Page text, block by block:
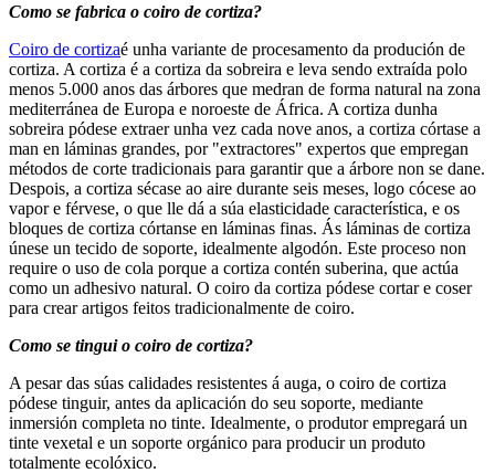
Como se fabrica o coiro de cortiza?
Coiro de cortizaé unha variante de procesamento da produción de
cortiza. A cortiza é a cortiza da sobreira e leva sendo extraída polo
menos 5.000 anos das árbores que medran de forma natural na zona
mediterránea de Europa e noroeste de África. A cortiza dunha
sobreira pódese extraer unha vez cada nove anos, a cortiza córtase a
man en láminas grandes, por "extractores" expertos que empregan
métodos de corte tradicionais para garantir que a árbore non se dane.
Despois, a cortiza sécase ao aire durante seis meses, logo cócese ao
vapor e férvese, o que lle dá a súa elasticidade característica, e os
bloques de cortiza córtanse en láminas finas. Ás láminas de cortiza
únese un tecido de soporte, idealmente algodón. Este proceso non
require o uso de cola porque a cortiza contén suberina, que actúa
como un adhesivo natural. O coiro da cortiza pódese cortar e coser
para crear artigos feitos tradicionalmente de coiro.
Como se tingui o coiro de cortiza?
A pesar das súas calidades resistentes á auga, o coiro de cortiza
pódese tinguir, antes da aplicación do seu soporte, mediante
inmersión completa no tinte. Idealmente, o produtor empregará un
tinte vexetal e un soporte orgánico para producir un produto
totalmente ecolóxico.